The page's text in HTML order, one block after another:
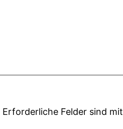
Erforderliche Felder sind mit